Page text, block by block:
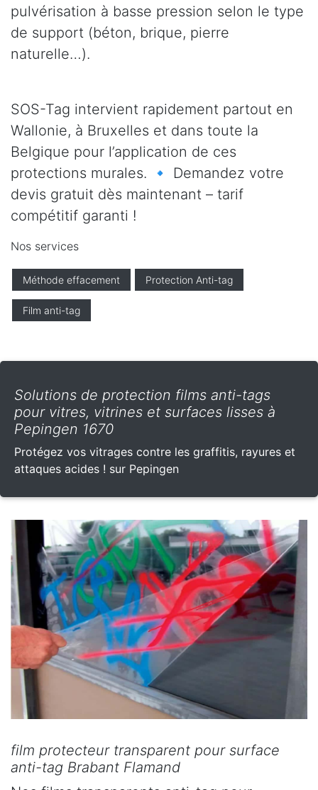
pulvérisation à basse pression selon le type
de support (béton, brique, pierre
naturelle…).
SOS-Tag intervient rapidement partout en
Wallonie, à Bruxelles et dans toute la
Belgique pour l’application de ces
protections murales. 🔹 Demandez votre
devis gratuit dès maintenant – tarif
compétitif garanti !
Nos services
Méthode effacement Protection Anti-tag
Film anti-tag
Solutions de protection films anti-tags
pour vitres, vitrines et surfaces lisses à
Pepingen 1670
Protégez vos vitrages contre les graffitis, rayures et
attaques acides ! sur Pepingen
film protecteur transparent pour surface
anti-tag Brabant Flamand